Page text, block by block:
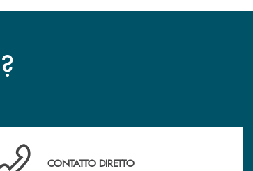
?
Hai bisogno di assistenza immediata? Contattaci !
CONTATTO DIRETTO